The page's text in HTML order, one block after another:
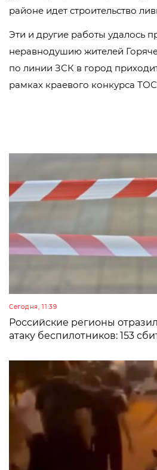
районе идет строительство
Эти и другие работы удалось
неравнодушию жителей
по линии ЗСК в город
рамках краевого конкурса
Сегодня, 11:39
Российские регионы
атаку беспилотников: 153